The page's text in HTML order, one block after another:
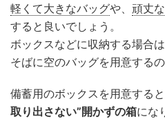
軽くて大きなバッグや、 頑丈
すると良いでしょう。
ボックスなどに収納する場合
そばに空のバッグを用意する
備蓄用のボックスを用意すると
取り出さない”開かずの箱にな